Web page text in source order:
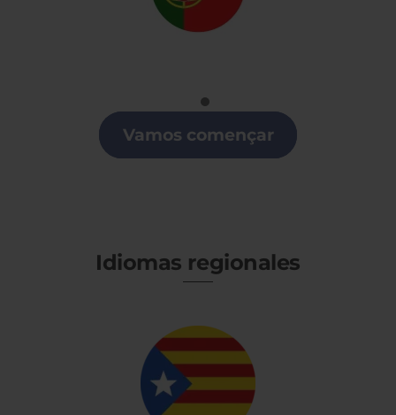
Clases de Portugués en Arroyomolinos
Vamos començar
Idiomas regionales